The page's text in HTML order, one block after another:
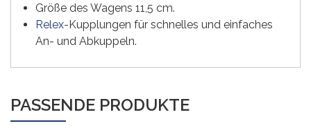
Größe des Wagens 11,5 cm.
Relex-Kupplungen für schnelles und einfaches
An- und Abkuppeln.
PASSENDE PRODUKTE